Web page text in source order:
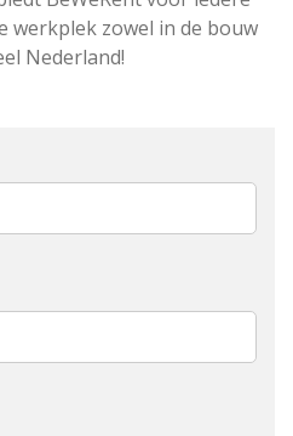
werkplek zowel in de bouw
Nederland!